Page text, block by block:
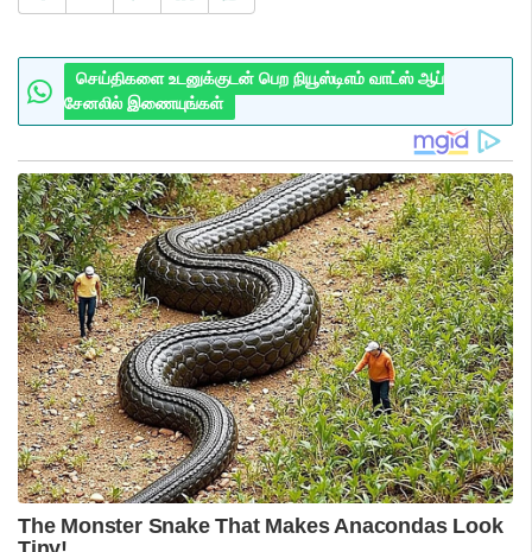
செய்திகளை உடனுக்குடன் பெற நியூஸ்டிஎம் வாட்ஸ் ஆப்
சேனலில் இணையுங்கள்